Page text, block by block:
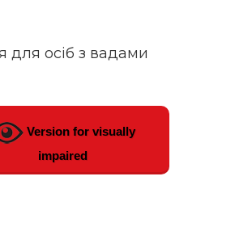
для осіб з вадами
Version for visually
impaired